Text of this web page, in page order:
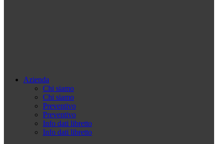
Azienda
Chi siamo
Chi siamo
Preventivo
Preventivo
Info dati libretto
Info dati libretto